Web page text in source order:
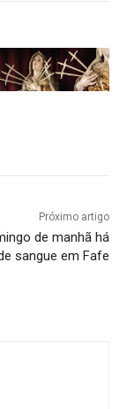
Próximo artigo
de manhã há
sangue em Fafe